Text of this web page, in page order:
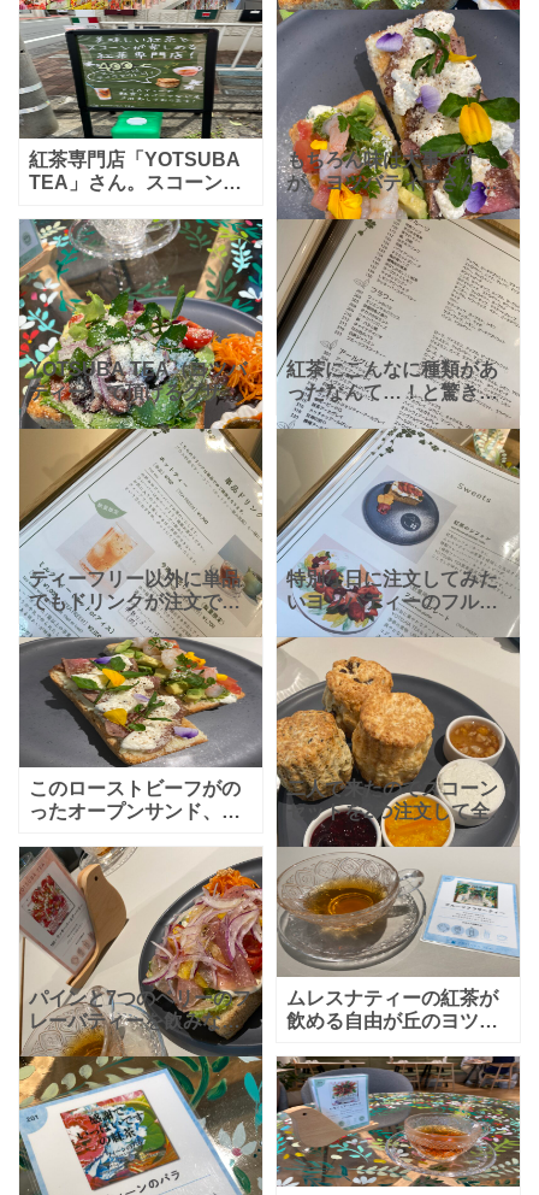
ツバティー）は100種類
以上のフレーバーティー
を紅茶飲み放題「ティー
フリー」で楽
のブランチセット
野菜
も沢山とれるし店内もガ
ラステーブル
紅茶専門店「YOTSUBA
TEA」さん。スコーンの
す。プレーンだけでな
く、紅茶のスコーン、チ
ョコチップスコーンもあ
りました。とっても美味
し
もちろん味は大事です
が、ヨツバティーさんの
オープンサンドは特に華
やかで食べるのがもった
いないと感じてしまいま
す。まず見る事から食事
が始まる感じです。色々
な種類の
YOTSUBA TEA（ヨツバ
ティー）で頂けるグザイ
が沢山のサンドを頼んで
みました！華やかでイン
スタ映えしそうです。こ
ちらはティーセットにし
て注文しましが美味し
紅茶にこんなに種類があ
ったなんて…！と驚きで
した！！ムレスナティー
を堪能できるヨツバティ
ーで美味しい＆たのしい
紅茶タイム！買い物帰り
の休憩時間やお友達との
会話時
ティーフリー以外に単品
でもドリンクが注文でき
るのでちょっとした休憩
にも使いやすいお店の
YOTSUBA TEAさん！キ
ャラメル味にも出来るミ
ルクティーも美味しそう
特別な日に注文してみた
いヨツバティーのフルー
ツプレート。お誕生日や
記念日などのお祝いに良
いですよね！きっとイン
スタ映え間違いなしで
す！ソフトクリームをイ
メージし
このローストビーフがの
ったオープンサンド、め
ッシュポテトとの相性が
最高で、エビアボカドも
美味しかったけどおかわ
りしたかった！！ランチ
セット
二人で来たのでスコーン
セットを2つ注文して全種
類のジャムを並べてみ
た！美味しそうー٩(๑＞◡
＜๑)۶
スコーンはチョ
コと紅茶とプレーンの3種
類で
パインと7つのベリーのフ
レーバティーを飲みなが
らおしゃれなオープンサ
ンドを！生ハムやチー
ズ、いろいろな野菜が乗
っていてＧＯＯＤ！ブラ
ンチプレートのオープン
サンド
ムレスナティーの紅茶が
飲める自由が丘のヨツバ
ダ、オープンサンドなど
のお料理とティーフリー
付のセットで食事や軽食
がてら色々な種類の紅茶
が堪能